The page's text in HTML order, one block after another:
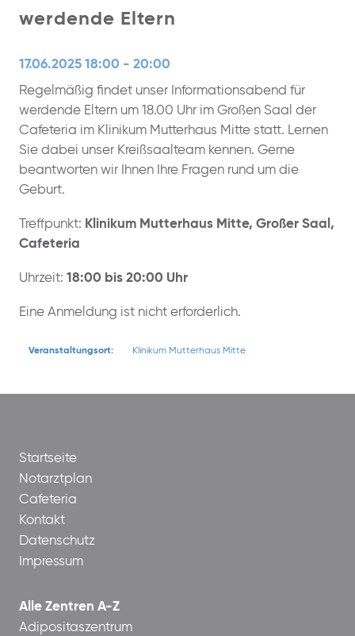
werdende Eltern
17.06.2025 18:00 - 20:00
Regelmäßig findet unser Informationsabend für
werdende Eltern um 18.00 Uhr im Großen Saal der
Cafeteria im Klinikum Mutterhaus Mitte statt. Lernen
Sie dabei unser Kreißsaalteam kennen. Gerne
beantworten wir Ihnen Ihre Fragen rund um die
Geburt.
Treffpunkt: Klinikum Mutterhaus Mitte, Großer Saal,
Cafeteria
Uhrzeit: 18:00 bis 20:00 Uhr
Eine Anmeldung ist nicht erforderlich.
Veranstaltungsort: Klinikum Mutterhaus Mitte
Startseite
Notarztplan
Cafeteria
Kontakt
Datenschutz
Impressum
Alle Zentren A-Z
Adipositaszentrum